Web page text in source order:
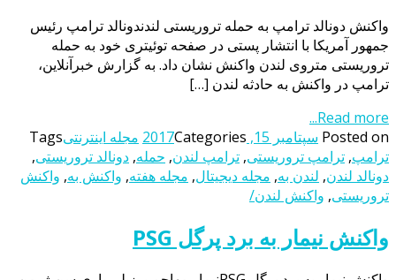
واکنش دونالد ترامپ به حمله تروریستی لندندونالد ترامپ رئیس
جمهور آمریکا با انتشار پستی در صفحه توئیتری خود به حمله
تروریستی متروی لندن واکنش نشان داد. به گزارش خبرآنلاین،
ترامپ در واکنش به حادثه لندن […]
Read more...
Posted on سپتامبر 15, 2017 Categories مجله اینترنتیTags
ترامپ, ترامپ تروریستی, ترامپ لندن, حمله, دونالد تروریستی,
دونالد لندن, لندن به, مجله دیجیتال, مجله هفته, واکنش به, واکنش
تروریستی, واکنش لندن/
واکنش نیمار به برد پرگل PSG